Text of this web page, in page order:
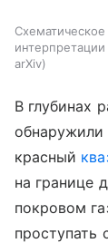
arXiv
В глубинах
красный
на границе
покровом
проступать